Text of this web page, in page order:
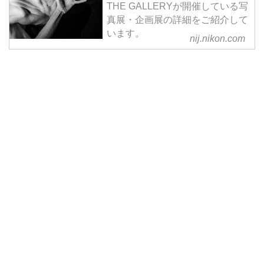
THE GALLERYが開催している写
真展・企画展の詳細をご紹介して
います。
nij.nikon.com